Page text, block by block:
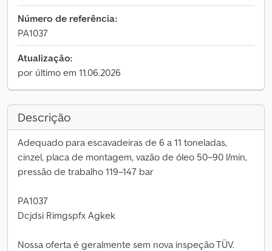
Número de referência:
PA1037
Atualização:
por último em 11.06.2026
Descrição
Adequado para escavadeiras de 6 a 11 toneladas,
cinzel, placa de montagem, vazão de óleo 50–90 l/min,
pressão de trabalho 119–147 bar
PA1037
Dcjdsi Rimgspfx Agkek
Nossa oferta é geralmente sem nova inspeção TÜV.